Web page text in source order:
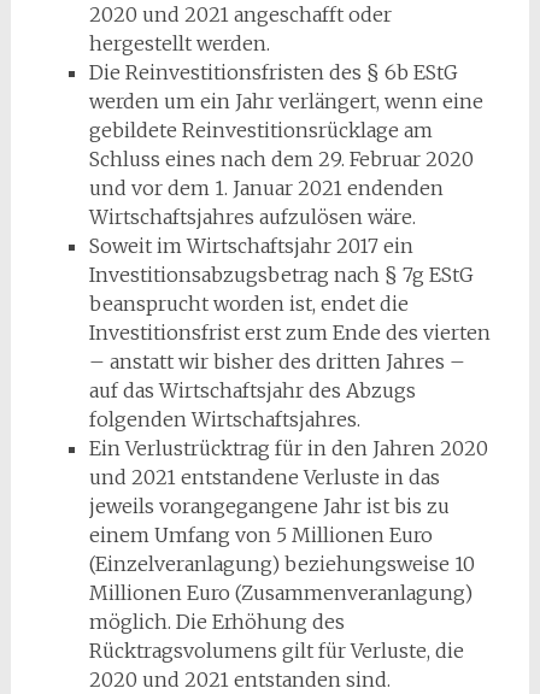
2020 und 2021 angeschafft oder
hergestellt werden.
Die Reinvestitionsfristen des § 6b EStG
werden um ein Jahr verlängert, wenn eine
gebildete Reinvestitionsrücklage am
Schluss eines nach dem 29. Februar 2020
und vor dem 1. Januar 2021 endenden
Wirtschaftsjahres aufzulösen wäre.
Soweit im Wirtschaftsjahr 2017 ein
Investitionsabzugsbetrag nach § 7g EStG
beansprucht worden ist, endet die
Investitionsfrist erst zum Ende des vierten
– anstatt wir bisher des dritten Jahres –
auf das Wirtschaftsjahr des Abzugs
folgenden Wirtschaftsjahres.
Ein Verlustrücktrag für in den Jahren 2020
und 2021 entstandene Verluste in das
jeweils vorangegangene Jahr ist bis zu
einem Umfang von 5 Millionen Euro
(Einzelveranlagung) beziehungsweise 10
Millionen Euro (Zusammenveranlagung)
möglich. Die Erhöhung des
Rücktragsvolumens gilt für Verluste, die
2020 und 2021 entstanden sind.